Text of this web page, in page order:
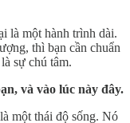
là một hành trình dài.
thì bạn cần chuẩn
sự chú tâm.
và vào lúc này đây.
một thái độ sống. Nó